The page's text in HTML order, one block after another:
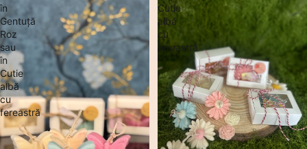
în
Gentuță
Roz
sau
în
Cutie
albă
cu
fereastră
Cutie
albă
cu
fereastră